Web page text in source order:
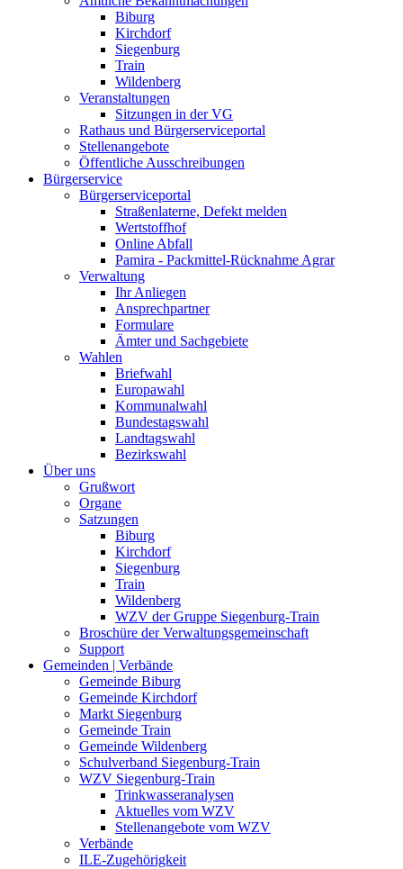
Biburg
Kirchdorf
Siegenburg
Train
Wildenberg
Veranstaltungen
Sitzungen in der VG
Rathaus und Bürgerserviceportal
Stellenangebote
Öffentliche Ausschreibungen
Bürgerservice
Bürgerserviceportal
Straßenlaterne, Defekt melden
Wertstoffhof
Online Abfall
Pamira - Packmittel-Rücknahme Agrar
Verwaltung
Ihr Anliegen
Ansprechpartner
Formulare
Ämter und Sachgebiete
Wahlen
Briefwahl
Europawahl
Kommunalwahl
Bundestagswahl
Landtagswahl
Bezirkswahl
Über uns
Grußwort
Organe
Satzungen
Biburg
Kirchdorf
Siegenburg
Train
Wildenberg
WZV der Gruppe Siegenburg-Train
Broschüre der Verwaltungsgemeinschaft
Support
Gemeinden | Verbände
Gemeinde Biburg
Gemeinde Kirchdorf
Markt Siegenburg
Gemeinde Train
Gemeinde Wildenberg
Schulverband Siegenburg-Train
WZV Siegenburg-Train
Trinkwasseranalysen
Aktuelles vom WZV
Stellenangebote vom WZV
Verbände
ILE-Zugehörigkeit